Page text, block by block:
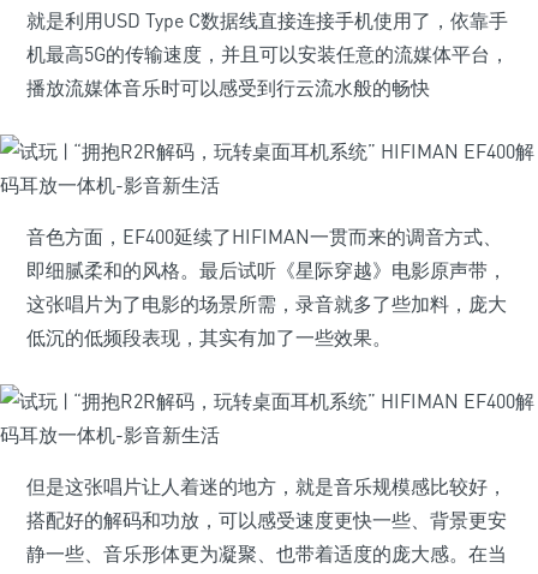
就是利用USD Type C数据线直接连接手机使用了，依靠手
机最高5G的传输速度，并且可以安装任意的流媒体平台，
播放流媒体音乐时可以感受到行云流水般的畅快
音色方面，EF400延续了HIFIMAN一贯而来的调音方式、
即细腻柔和的风格。最后试听《星际穿越》电影原声带，
这张唱片为了电影的场景所需，录音就多了些加料，庞大
低沉的低频段表现，其实有加了一些效果。
但是这张唱片让人着迷的地方，就是音乐规模感比较好，
搭配好的解码和功放，可以感受速度更快一些、背景更安
静一些、音乐形体更为凝聚、也带着适度的庞大感。在当